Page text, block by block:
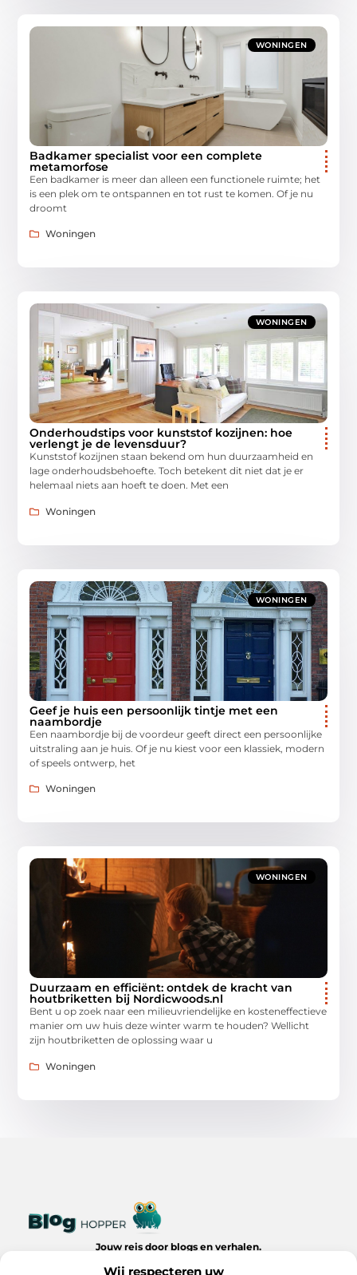
Wij respecteren uw
WONINGEN
Badkamer specialist voor een complete
metamorfose
Een badkamer is meer dan alleen een functionele ruimte; het
is een plek om te ontspannen en tot rust te komen. Of je nu
droomt
Woningen
WONINGEN
Onderhoudstips voor kunststof kozijnen: hoe
verlengt je de levensduur?
Kunststof kozijnen staan bekend om hun duurzaamheid en
lage onderhoudsbehoefte. Toch betekent dit niet dat je er
helemaal niets aan hoeft te doen. Met een
Woningen
WONINGEN
Geef je huis een persoonlijk tintje met een
naambordje
Een naambordje bij de voordeur geeft direct een persoonlijke
uitstraling aan je huis. Of je nu kiest voor een klassiek, modern
of speels ontwerp, het
Woningen
WONINGEN
Duurzaam en efficiënt: ontdek de kracht van
houtbriketten bij Nordicwoods.nl
Bent u op zoek naar een milieuvriendelijke en kosteneffectieve
manier om uw huis deze winter warm te houden? Wellicht
zijn houtbriketten de oplossing waar u
Woningen
Jouw reis door blogs en verhalen.